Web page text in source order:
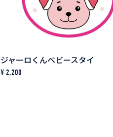
ジャーロくんベビースタイ
¥ 2,200